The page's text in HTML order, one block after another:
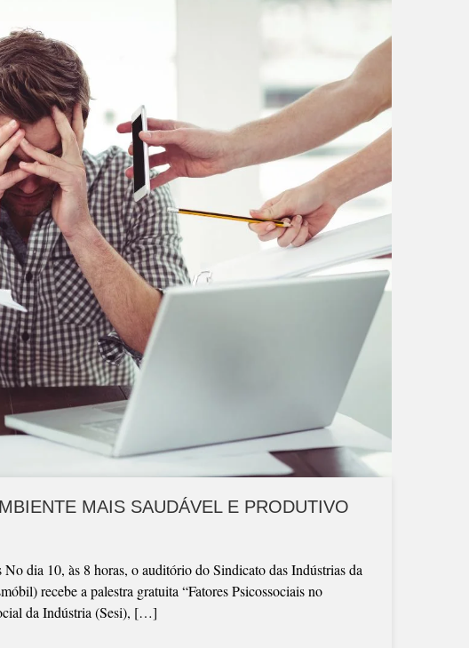
MAIS SAUDÁVEL E PRODUTIVO
dia 10, às 8 horas, o auditório do Sindicato das Indústrias da
recebe a palestra gratuita “Fatores Psicossociais no
da Indústria (Sesi), […]